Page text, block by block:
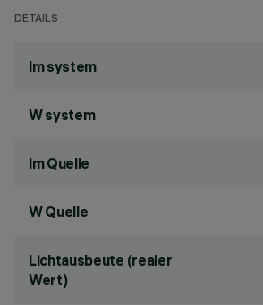
DETAILS
lm system
W system
lm Quelle
W Quelle
Lichtausbeute (realer
Wert)